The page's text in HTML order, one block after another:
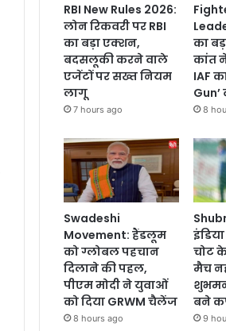
RBI New Rules 2026:
लोन रिकवरी पर RBI
का बड़ा एक्शन,
बदसलूकी करने वाले
एजेंटों पर सख्त नियम
लागू
7 hours ago
का
कांत
IAF
Gun’
8
Swadeshi
Movement: हैंडलूम
को ग्लोबल पहचान
दिलाने की पहल,
पीएम मोदी ने युवाओं
को दिया GRWM चैलेंज
8 hours ago
चोट
मैच
बने
9